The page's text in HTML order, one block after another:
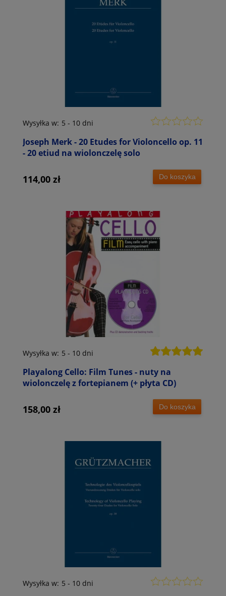
Joseph Merk - 20 Etudes for Violoncello op. 11
- 20 etiud na wiolonczelę solo
Wysyłka w: 5 - 10 dni
114,00 zł Do koszyka
Playalong Cello: Film Tunes - nuty na
wiolonczelę z fortepianem (+ płyta CD)
Wysyłka w: 5 - 10 dni
158,00 zł Do koszyka
Wysyłka w: 5 - 10 dni